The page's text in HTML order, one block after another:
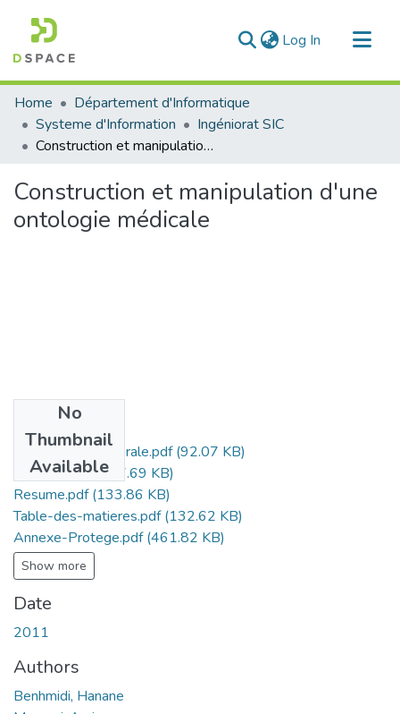
Log In (current)
Communities & Collections
All of DSpace
Statistics
Home
Département d'Informatique
Systeme d'Information
Ingéniorat SIC
Construction et manipulation d'une ontologie médicale
Construction et manipulation d'une
ontologie médicale
No
Thumbnail
Available
Introduction-Generale.pdf(92.07 KB)
ChapitreI.pdf(407.69 KB)
Resume.pdf(133.86 KB)
Table-des-matieres.pdf(132.62 KB)
Annexe-Protege.pdf(461.82 KB)
Show more
Date
2011
Authors
Benhmidi, Hanane